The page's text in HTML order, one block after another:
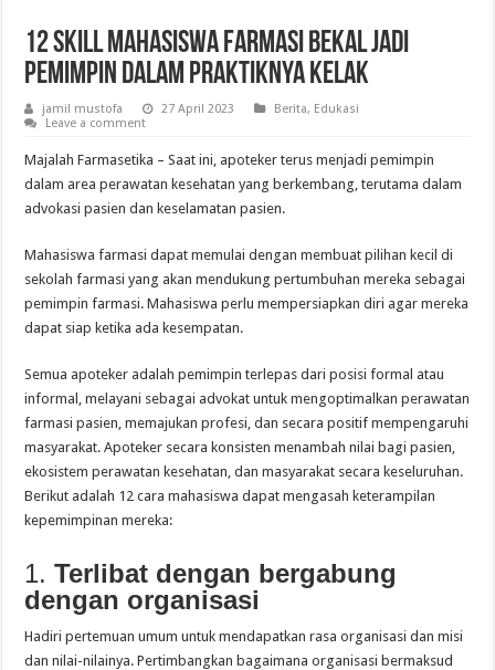
12 Skill Mahasiswa Farmasi Bekal Jadi
Pemimpin dalam Praktiknya Kelak
jamil mustofa 27 April 2023 Berita, Edukasi
Leave a comment
Majalah Farmasetika – Saat ini, apoteker terus menjadi pemimpin
dalam area perawatan kesehatan yang berkembang, terutama dalam
advokasi pasien dan keselamatan pasien.
Mahasiswa farmasi dapat memulai dengan membuat pilihan kecil di
sekolah farmasi yang akan mendukung pertumbuhan mereka sebagai
pemimpin farmasi. Mahasiswa perlu mempersiapkan diri agar mereka
dapat siap ketika ada kesempatan.
Semua apoteker adalah pemimpin terlepas dari posisi formal atau
informal, melayani sebagai advokat untuk mengoptimalkan perawatan
farmasi pasien, memajukan profesi, dan secara positif mempengaruhi
masyarakat. Apoteker secara konsisten menambah nilai bagi pasien,
ekosistem perawatan kesehatan, dan masyarakat secara keseluruhan.
Berikut adalah 12 cara mahasiswa dapat mengasah keterampilan
kepemimpinan mereka:
1.Terlibat dengan bergabung
dengan organisasi
Hadiri pertemuan umum untuk mendapatkan rasa organisasi dan misi
dan nilai-nilainya. Pertimbangkan bagaimana organisasi bermaksud